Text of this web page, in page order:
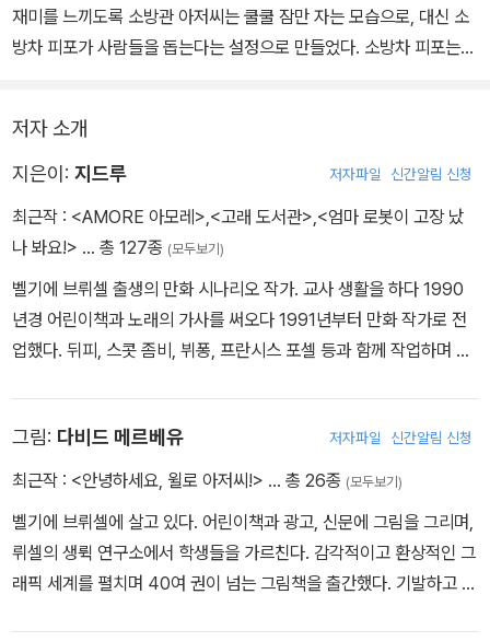
재미를 느끼도록 소방관 아저씨는 쿨쿨 잠만 자는 모습으로, 대신 소
방차 피포가 사람들을 돕는다는 설정으로 만들었다. 소방차 피포는
관 아저씨에 대한 고마움을 다시 되새겨 보고, 위험에 처하기 전에 미
리 조심하는 안전 습관도 가질 수 있다.
저자 소개
지은이: 지드루 저자파일 신간알림 신청
최근작 : <AMORE 아모레>,<고래 도서관>,<엄마 로봇이 고장 났
나 봐요!> … 총 127종 (모두보기)
벨기에 브뤼셀 출생의 만화 시나리오 작가. 교사 생활을 하다 1990
년경 어린이책과 노래의 가사를 써오다 1991년부터 만화 작가로 전
업했다. 뒤피, 스콧 좀비, 뷔퐁, 프란시스 포셀 등과 함께 작업하며 수
그림: 다비드 메르베유 저자파일 신간알림 신청
최근작 : <안녕하세요, 윌로 아저씨!> … 총 26종 (모두보기)
벨기에 브뤼셀에 살고 있다. 어린이책과 광고, 신문에 그림을 그리며,
뤼셀의 생뤽 연구소에서 학생들을 가르친다. 감각적이고 환상적인 그
래픽 세계를 펼치며 40여 권이 넘는 그림책을 출간했다. 기발하고 독